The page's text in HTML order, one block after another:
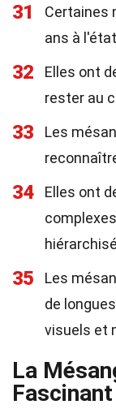
31
Certaines
ans à
32
Elles ont
rester au
33
Les
34
Elles ont
35
Les
de
visuels et
La
Fascinant